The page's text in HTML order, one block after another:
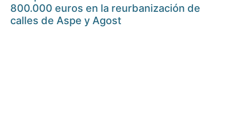
800.000 euros en la reurbanización de
calles de Aspe y Agost